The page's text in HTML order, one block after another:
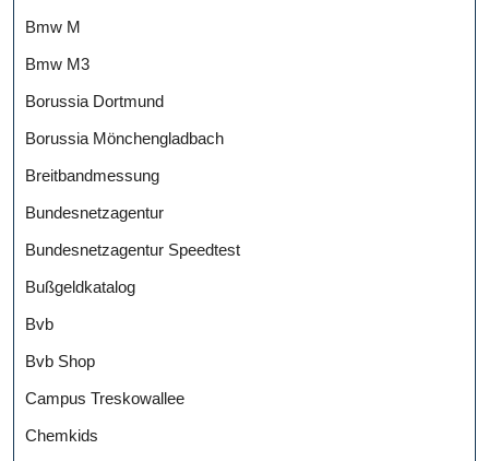
Bmw M
Bmw M3
Borussia Dortmund
Borussia Mönchengladbach
Breitbandmessung
Bundesnetzagentur
Bundesnetzagentur Speedtest
Bußgeldkatalog
Bvb
Bvb Shop
Campus Treskowallee
Chemkids